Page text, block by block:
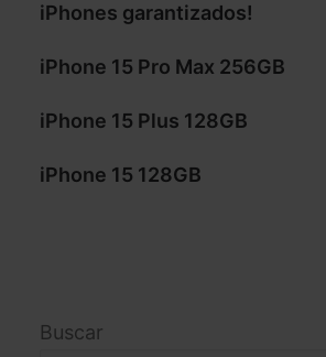
iPhones garantizados!
iPhone 15 Pro Max 256GB
iPhone 15 Plus 128GB
iPhone 15 128GB
Buscar